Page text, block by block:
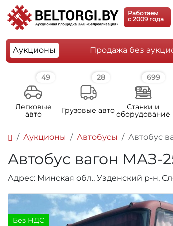
Работаем
c 2009 года
Аукционы Продажа без
49
Легковые
авто
28
Грузовые авто
699
Станки и
оборудование
Аукционы Автобусы Автобус
Автобус вагон МАЗ-
Адрес: Минская обл., Узденский р-н,
Без НДС